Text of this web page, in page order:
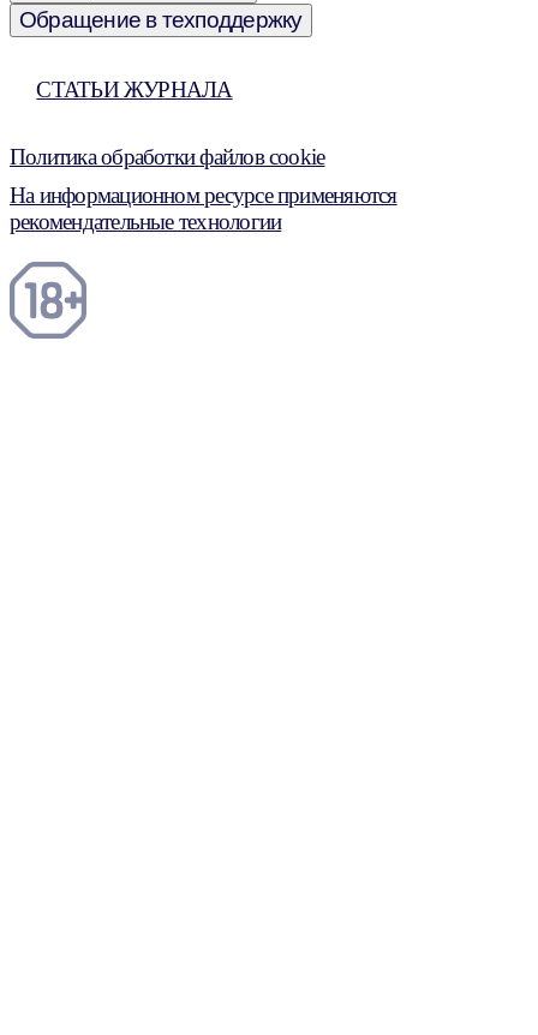
Обращение в техподдержку
СТАТЬИ ЖУРНАЛА
Политика обработки файлов cookie
На информационном ресурсе применяются
рекомендательные технологии